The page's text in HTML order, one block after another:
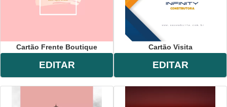
Cartão Frente Boutique
EDITAR
Cartão Visita
EDITAR